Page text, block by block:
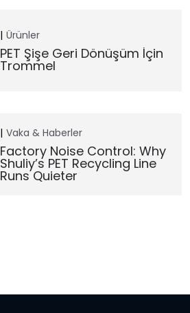
Ürünler
PET Şişe Geri Dönüşüm İçin
Trommel
Vaka & Haberler
Factory Noise Control: Why
Shuliy’s PET Recycling Line
Runs Quieter